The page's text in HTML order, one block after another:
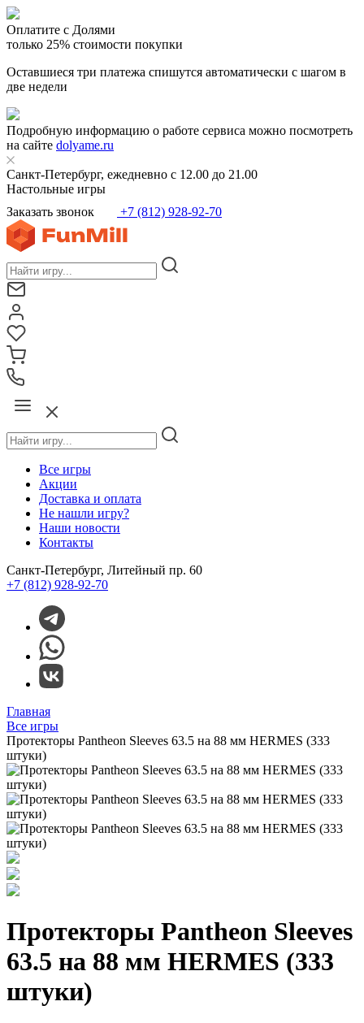
Оплатите с Долями
только 25% стоимости покупки
Оставшиеся три платежа спишутся автоматически с шагом в
две недели
Подробную информацию о работе сервиса можно посмотреть
на сайте dolyame.ru
Санкт-Петербург, ежедневно с 12.00 до 21.00
Настольные игры
Заказать звонок
+7 (812) 928-92-70
Все игры
Акции
Доставка и оплата
Не нашли игру?
Наши новости
Контакты
Санкт-Петербург, Литейный пр. 60
+7 (812) 928-92-70
Главная
Все игры
Протекторы Pantheon Sleeves 63.5 на 88 мм HERMES (333
штуки)
Протекторы Pantheon Sleeves
63.5 на 88 мм HERMES (333
штуки)